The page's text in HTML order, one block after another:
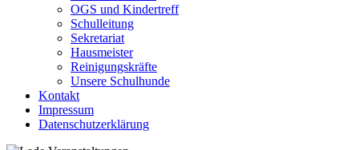
OGS und Kindertreff
Schulleitung
Sekretariat
Hausmeister
Reinigungskräfte
Unsere Schulhunde
Kontakt
Impressum
Datenschutzerklärung